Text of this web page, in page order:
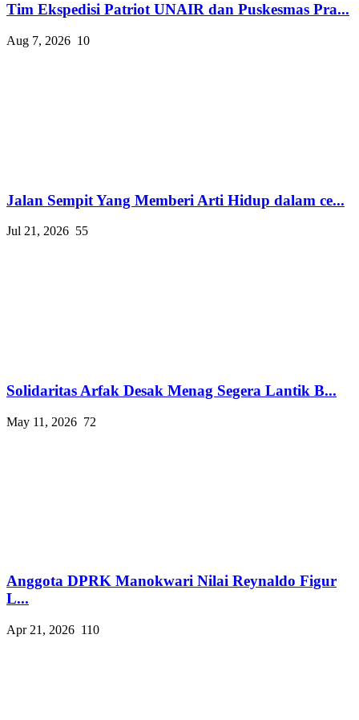
Tim Ekspedisi Patriot UNAIR dan Puskesmas Pra...
Aug 7, 2026 10
Jalan Sempit Yang Memberi Arti Hidup dalam ce...
Jul 21, 2026 55
Solidaritas Arfak Desak Menag Segera Lantik B...
May 11, 2026 72
Anggota DPRK Manokwari Nilai Reynaldo Figur
L...
Apr 21, 2026 110